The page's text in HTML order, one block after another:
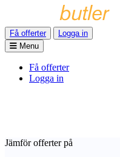
Få offerter
Logga in
Menu
Få offerter
Logga in
Jämför offerter på